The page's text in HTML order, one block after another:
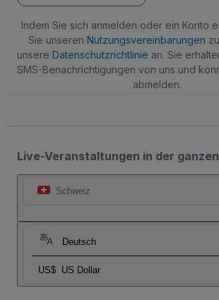
Indem Sie sich anmelden oder ein Konto
Sie unseren Nutzungsvereinbarungen
unsere Datenschutzrichtlinie an. Sie
SMS-Benachrichtigungen von uns und
abmelden.
Live-Veranstaltungen in der
Schweiz
Deutsch
US$ US Dollar